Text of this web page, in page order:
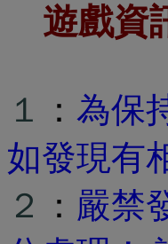
遊戲資
１ ： 為保
如發現有
２
： 嚴禁